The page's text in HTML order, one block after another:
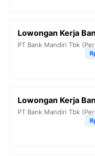
Lowongan Kerja
PT Bank Mandiri Tbk
Lowongan Kerja
PT Bank Mandiri Tbk